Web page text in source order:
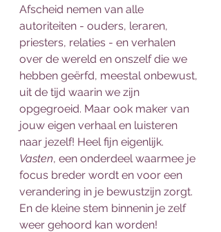
Afscheid nemen van alle
autoriteiten - ouders, leraren,
priesters, relaties - en verhalen
over de wereld en onszelf die we
hebben geërfd, meestal onbewust,
uit de tijd waarin we zijn
opgegroeid. Maar ook maker van
jouw eigen verhaal en luisteren
naar jezelf! Heel fijn eigenlijk.
Vasten, een onderdeel waarmee je
focus breder wordt en voor een
verandering in je bewustzijn zorgt.
En de kleine stem binnenin je zelf
weer gehoord kan worden!